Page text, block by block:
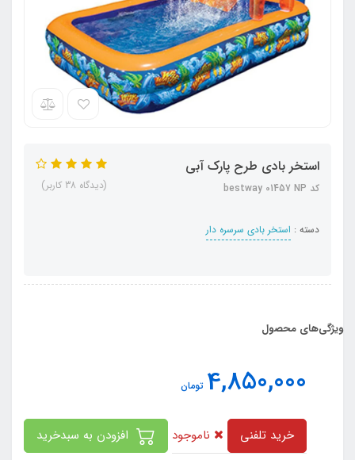
استخر بادی طرح پارک آبی
کد bestway 01457 NP
دسته : استخر بادی سرسره دار
(دیدگاه 38 کاربر)
ویژگی‌های محصول
4,850,000 تومان
خرید تلفنی ناموجود